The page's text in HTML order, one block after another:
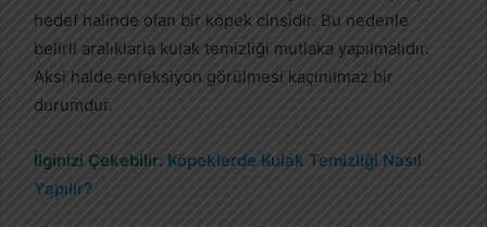
hedef halinde olan bir köpek cinsidir. Bu nedenle
belirli aralıklarla kulak temizliği mutlaka yapılmalıdır.
Aksi halde enfeksiyon görülmesi kaçınılmaz bir
durumdur.
İlginizi Çekebilir: Köpeklerde Kulak Temizliği Nasıl
Yapılır?